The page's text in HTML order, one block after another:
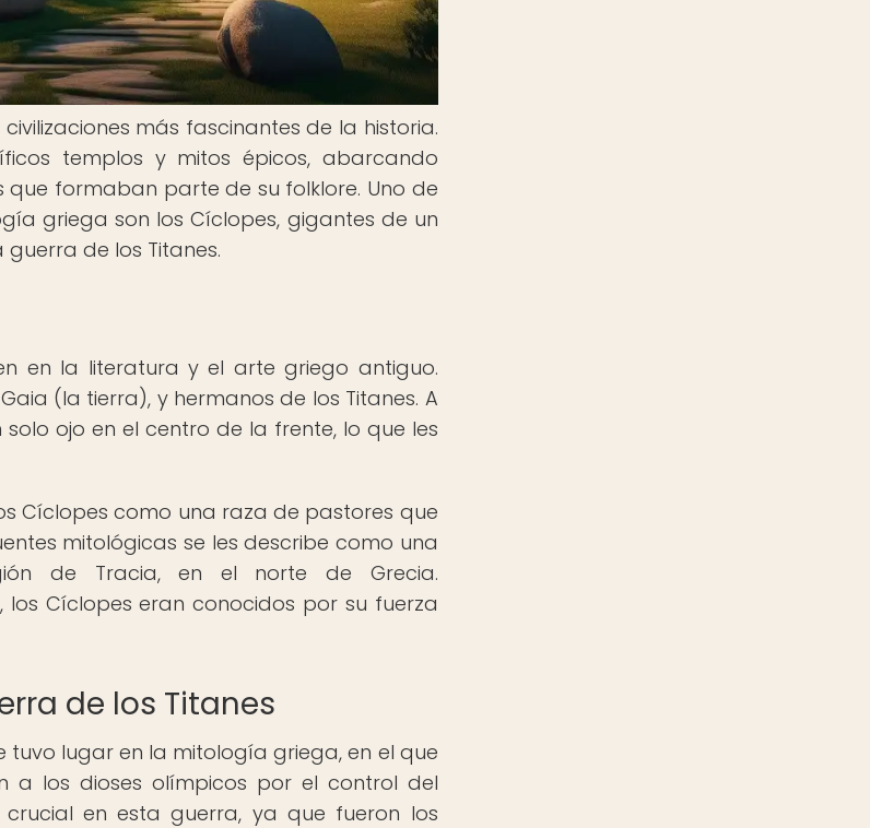
más fascinantes de la historia.
templos y mitos épicos, abarcando
formaban parte de su folklore. Uno de
griega son los Cíclopes, gigantes de un
de los Titanes.
en la literatura y el arte griego antiguo.
(la tierra), y hermanos de los Titanes. A
ojo en el centro de la frente, lo que les
Cíclopes como una raza de pastores que
mitológicas se les describe como una
de Tracia, en el norte de Grecia.
Cíclopes eran conocidos por su fuerza
de los Titanes
tuvo lugar en la mitología griega, en el que
a los dioses olímpicos por el control del
crucial en esta guerra, ya que fueron los